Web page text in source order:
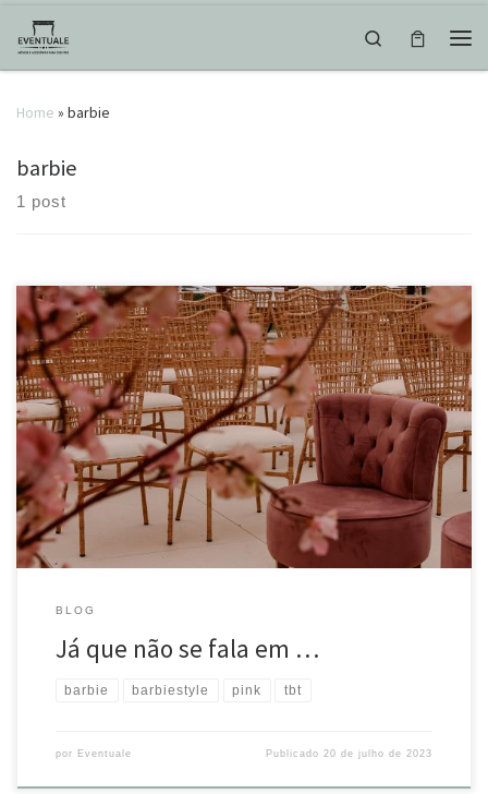
Skip to content
Search
Home » barbie
barbie
1 post
Já que não se fala em outra coisa, entramos no mood #barbie
#barbiestyle #tbt #pink
BLOG
Já que não se fala em …
barbie barbiestyle pink tbt
por Eventuale Publicado 20 de julho de 2023